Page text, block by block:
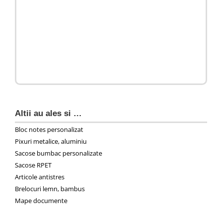
Altii au ales si …
Bloc notes personalizat
Pixuri metalice, aluminiu
Sacose bumbac personalizate
Sacose RPET
Articole antistres
Brelocuri lemn, bambus
Mape documente